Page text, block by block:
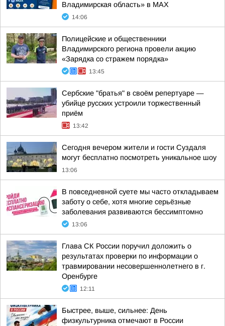
Владимирская область» в МАХ
14:06
Полицейские и общественники
Владимирского региона провели акцию
«Зарядка со стражем порядка»
13:45
Сербские "братья" в своём репертуаре —
убийце русских устроили торжественный
приём
13:42
Сегодня вечером жители и гости Суздаля
могут бесплатно посмотреть уникальное шоу
13:06
В повседневной суете мы часто откладываем
заботу о себе, хотя многие серьёзные
заболевания развиваются бессимптомно
13:06
Глава СК России поручил доложить о
результатах проверки по информации о
травмировании несовершеннолетнего в г.
Оренбурге
12:11
Быстрее, выше, сильнее: День
физкультурника отмечают в России